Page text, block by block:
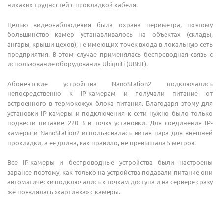
никаких трудностей с прокладкой кабеля.
Целью видеонаблюдения была охрана периметра, поэтому
большинство камер устанавливалось на объектах (склады,
ангары, крыши цехов), не имеющих точек входа в локальную сеть
предприятия. В этом случае применялась беспроводная связь с
использование оборудования Ubiquiti (UBNT).
Абонентские устройства NanoStation2 подключались
непосредственно к IP-камерам и получали питание от
встроенного в термокожух блока питания. Благодаря этому для
установки IP-камеры и подключения к сети нужно было только
подвести питание 220 B в точку установки. Для соединения IP-
камеры и NanoStation2 использовалась витая пара для внешней
прокладки, а ее длина, как правило, не превышала 5 метров.
Все IP-камеры и беспроводные устройства были настроены
заранее поэтому, как только на устройства подавали питание они
автоматически подключались к точкам доступа и на сервере сразу
же появлялась «картинка» с камеры.